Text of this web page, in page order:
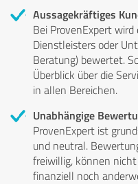
Aussagekräftiges
Bei ProvenExpert
Dienstleisters oder
Beratung) bewertet.
Überblick über die
in allen Bereichen.
Unabhängige
ProvenExpert ist
und neutral.
freiwillig, können
finanziell noch